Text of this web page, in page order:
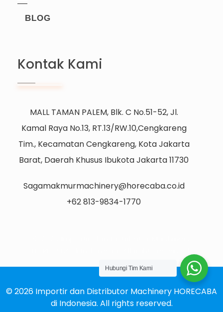
BLOG
Kontak Kami
MALL TAMAN PALEM, Blk. C No.51-52, Jl.
Kamal Raya No.13, RT.13/RW.10,Cengkareng
Tim., Kecamatan Cengkareng, Kota Jakarta
Barat, Daerah Khusus Ibukota Jakarta 11730
Sagamakmurmachinery@horecaba.co.id
+62 813-9834-1770
© 2026 Importir dan Distributor Machinery HORECABA
di Indonesia. All rights reserved.
Hubungi Tim Kami